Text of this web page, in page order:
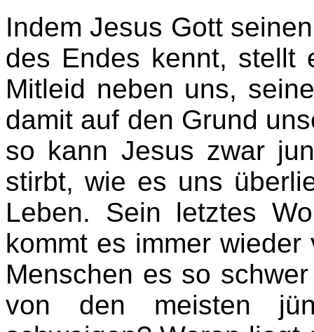
Indem Jesus Gott
des Endes kennt, stellt
Mitleid neben uns,
damit auf den Grund
so kann Jesus zwar
stirbt, wie es uns
Leben. Sein letztes
kommt es immer
Menschen es so
von den meisten